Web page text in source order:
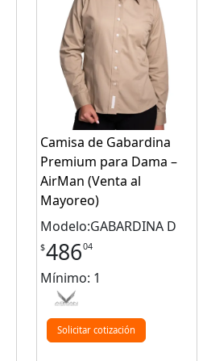
Camisa de Gabardina
Premium para Dama –
AirMan (Venta al
Mayoreo)
Modelo:GABARDINA D
$48604
Mínimo: 1
Solicitar cotización